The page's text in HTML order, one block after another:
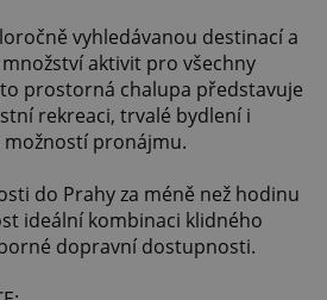
vyhledávanou destinací a
aktivit pro všechny
prostorná chalupa představuje
rekreaci, trvalé bydlení i
možností pronájmu.
do Prahy za méně než hodinu
ideální kombinaci klidného
dopravní dostupnosti.